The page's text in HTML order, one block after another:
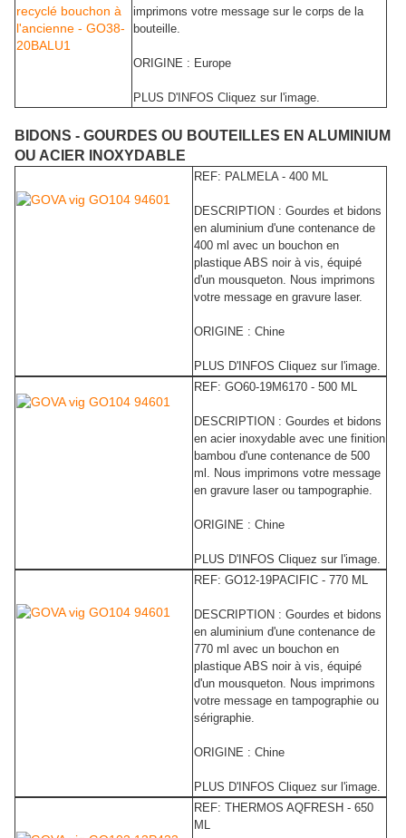
imprimons votre message sur le corps de la
bouteille.
ORIGINE : Europe
PLUS D'INFOS Cliquez sur l'image.
BIDONS - GOURDES OU BOUTEILLES EN ALUMINIUM
OU ACIER INOXYDABLE
REF: PALMELA - 400 ML
DESCRIPTION : Gourdes et bidons
en aluminium d'une contenance de
400 ml avec un bouchon en
plastique ABS noir à vis, équipé
d'un mousqueton. Nous imprimons
votre message en gravure laser.
ORIGINE : Chine
PLUS D'INFOS Cliquez sur l'image.
REF: GO60-19M6170 - 500 ML
DESCRIPTION : Gourdes et bidons
en acier inoxydable avec une finition
bambou d'une contenance de 500
ml. Nous imprimons votre message
en gravure laser ou tampographie.
ORIGINE : Chine
PLUS D'INFOS Cliquez sur l'image.
REF: GO12-19PACIFIC - 770 ML
DESCRIPTION : Gourdes et bidons
en aluminium d'une contenance de
770 ml avec un bouchon en
plastique ABS noir à vis, équipé
d'un mousqueton. Nous imprimons
votre message en tampographie ou
sérigraphie.
ORIGINE : Chine
PLUS D'INFOS Cliquez sur l'image.
REF: THERMOS AQFRESH - 650
ML